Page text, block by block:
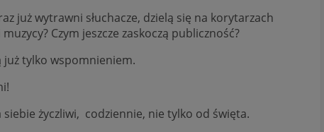
już wytrawni słuchacze, dzielą się na korytarzach
Czym jeszcze zaskoczą publiczność?
już tylko wspomnieniem.
życzliwi, codziennie, nie tylko od święta.